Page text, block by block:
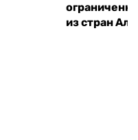
из стран